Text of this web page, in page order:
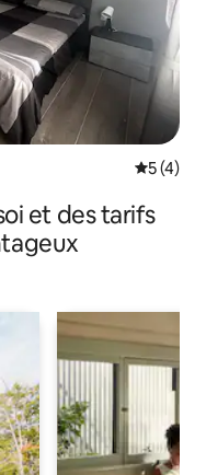
5 (4)
et des tarifs